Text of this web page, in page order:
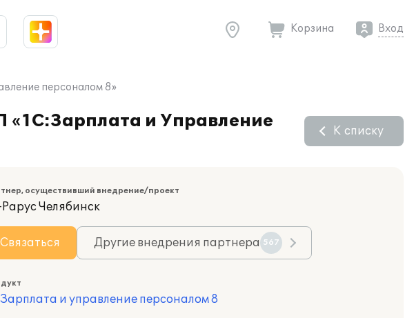
Корзина Вход
персоналом 8»
и Управление
К списку
осуществивший внедрение/проект
Челябинск
Связаться Другие внедрения партнера 567
и управление персоналом 8